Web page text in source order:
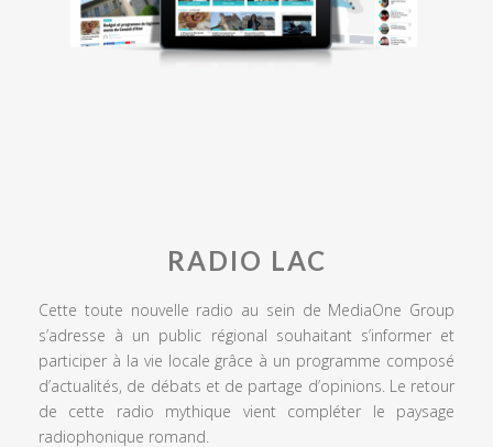
RADIO LAC
Cette toute nouvelle radio au sein de MediaOne Group
s’adresse à un public régional souhaitant s’informer et
participer à la vie locale grâce à un programme composé
d’actualités, de débats et de partage d’opinions. Le retour
de cette radio mythique vient compléter le paysage
radiophonique romand.